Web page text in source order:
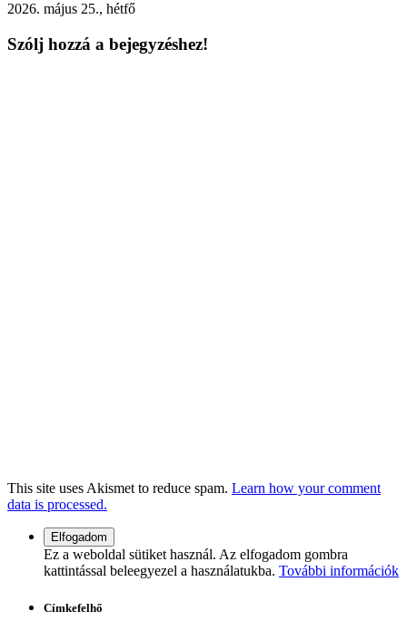
2026. május 25., hétfő
Szólj hozzá a bejegyzéshez!
This site uses Akismet to reduce spam. Learn how your comment
data is processed.
Ez a weboldal sütiket használ. Az elfogadom gombra
kattintással beleegyezel a használatukba. További információk
Címkefelhő